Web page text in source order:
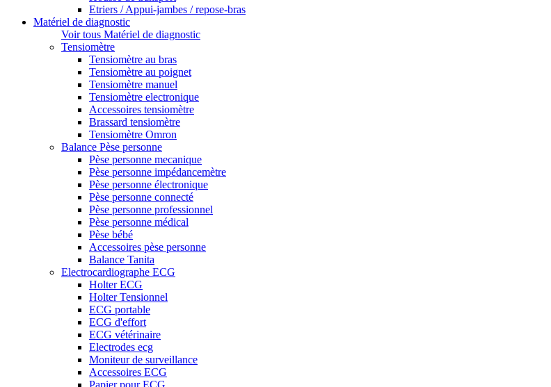
Etriers / Appui-jambes / repose-bras
Matériel de diagnostic
Voir tous Matériel de diagnostic
Tensiomètre
Tensiomètre au bras
Tensiomètre au poignet
Tensiomètre manuel
Tensiomètre electronique
Accessoires tensiomètre
Brassard tensiomètre
Tensiomètre Omron
Balance Pèse personne
Pèse personne mecanique
Pèse personne impédancemètre
Pèse personne électronique
Pèse personne connecté
Pèse personne professionnel
Pèse personne médical
Pèse bébé
Accessoires pèse personne
Balance Tanita
Electrocardiographe ECG
Holter ECG
Holter Tensionnel
ECG portable
ECG d'effort
ECG vétérinaire
Electrodes ecg
Moniteur de surveillance
Accessoires ECG